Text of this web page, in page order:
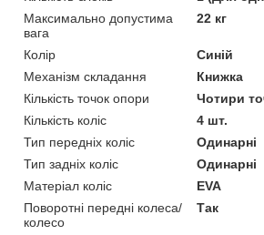
Максимально допустима
вага
22 кг
Колір
Синій
Механізм складання
Книжка
Кількість точок опори
Чотири
Кількість коліс
4 шт.
Тип передніх коліс
Одинарні
Тип задніх коліс
Одинарні
Матеріал коліс
EVA
Поворотні передні колеса/
колесо
Так